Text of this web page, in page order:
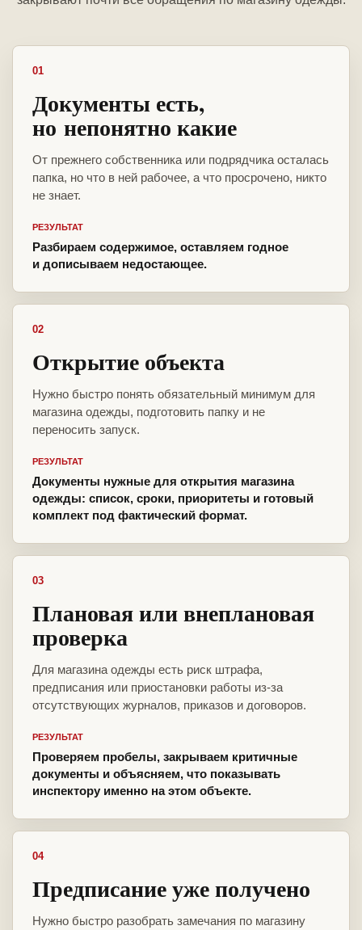
01
Документы есть,
но непонятно какие
От прежнего собственника или подрядчика осталась
папка, но что в ней рабочее, а что просрочено, никто
не знает.
РЕЗУЛЬТАТ
Разбираем содержимое, оставляем годное
и дописываем недостающее.
02
Открытие объекта
Нужно быстро понять обязательный минимум для
магазина одежды, подготовить папку и не
переносить запуск.
РЕЗУЛЬТАТ
Документы нужные для открытия магазина
одежды: список, сроки, приоритеты и готовый
комплект под фактический формат.
03
Плановая или внеплановая
проверка
Для магазина одежды есть риск штрафа,
предписания или приостановки работы из-за
отсутствующих журналов, приказов и договоров.
РЕЗУЛЬТАТ
Проверяем пробелы, закрываем критичные
документы и объясняем, что показывать
инспектору именно на этом объекте.
04
Предписание уже получено
Нужно быстро разобрать замечания по магазину